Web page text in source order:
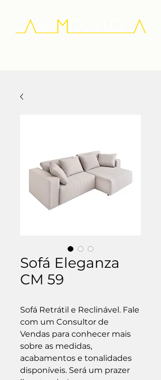
Sofá Eleganza
CM 59
Sofá Retrátil e Reclinável. Fale
com um Consultor de
Vendas para conhecer mais
sobre as medidas,
acabamentos e tonalidades
disponíveis. Será um prazer